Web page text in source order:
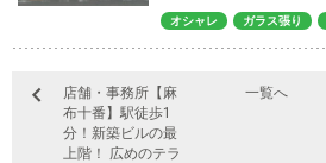
オシャレ ガラス張り
店舗・事務所【麻
布十番】駅徒歩1
分！新築ビルの最
上階！ 広めのテラ
一覧へ